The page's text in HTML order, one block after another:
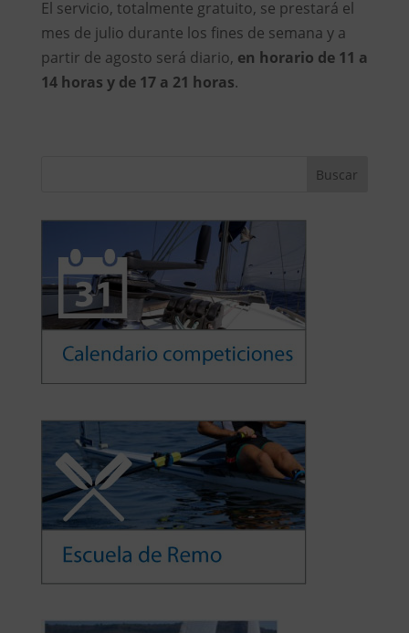
El servicio, totalmente gratuito, se prestará el
mes de julio durante los fines de semana y a
partir de agosto será diario, en horario de 11 a
14 horas y de 17 a 21 horas.